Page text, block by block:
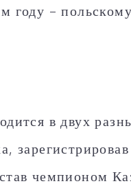
году –
в двух
чемпионом